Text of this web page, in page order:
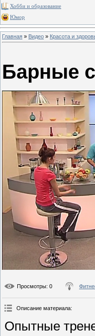
Хобби и образование
Юмор
Главная » Видео » Красота и
Барные
Просмотры: 0
Описание материала:
Опытные